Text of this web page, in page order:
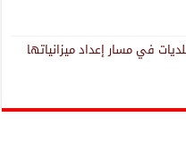
مرافقة البلديات في مسار إعداد ميزانياتها